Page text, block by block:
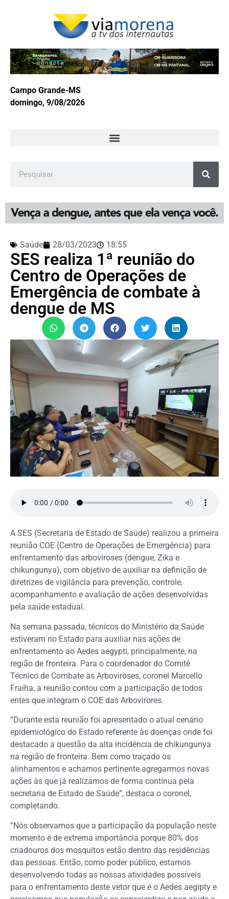
Campo Grande-MS
domingo, 9/08/2026
Saúde 28/03/2023 18:55
SES realiza 1ª reunião do
Centro de Operações de
Emergência de combate à
dengue de MS
A SES (Secretaria de Estado de Saúde) realizou a primeira
reunião COE (Centro de Operações de Emergência) para
enfrentamento das arboviroses (dengue, Zika e
chikungunya), com objetivo de auxiliar na definição de
diretrizes de vigilância para prevenção, controle,
acompanhamento e avaliação de ações desenvolvidas
pela saúde estadual.
Na semana passada, técnicos do Ministério da Saúde
estiveram no Estado para auxiliar nas ações de
enfrentamento ao Aedes aegypti, principalmente, na
região de fronteira. Para o coordenador do Comitê
Técnico de Combate às Arboviroses, coronel Marcello
Fraiha, a reunião contou com a participação de todos
entes que integram o COE das Arbovirores.
“Durante esta reunião foi apresentado o atual cenário
epidemiológico do Estado referente às doenças onde foi
destacado a questão da alta incidência de chikungunya
na região de fronteira. Bem como traçado os
alinhamentos e achamos pertinente agregarmos novas
ações às que já realizamos de forma contínua pela
secretaria de Estado de Saúde”, destaca o coronel,
completando.
“Nós observamos que a participação da população neste
momento é de extrema importância porque 80% dos
criadouros dos mosquitos estão dentro das residências
das pessoas. Então, como poder público, estamos
desenvolvendo todas as nossas atividades possíveis
para o enfrentamento deste vetor que é o Aedes aegipty e